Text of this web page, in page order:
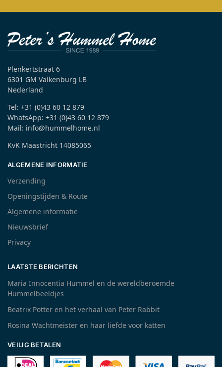
Plenkertstraat 6
6301 GM Valkenburg LB
Nederland
Tel: +31 (0)43 60 12 879
WhatsApp: +31 (0)43 60 12 879
Mail: info@hummelhome.nl
KvK Maastricht 14085065
ALGEMENE INFORMATIE
Verzending
Openingstijden & Route
Algemene informatie
Nieuwsbrief
Privacy
LAATSTE BERICHTEN
Maria Innocentia Hummel en de wereldberoemde
Hummelbeeldjes
Beatrix Potter en het verhaal van Peter Rabbit
Rosina Wachtmeister en haar liefde voor katten
VEILIG BETALEN